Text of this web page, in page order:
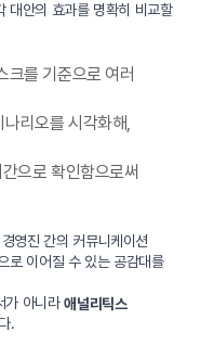
대안의 효과를 명확히 비교할
크를 기준으로 여러
리오를 시각화해,
으로 확인함으로써
영진 간의 커뮤니케이션
로 이어질 수 있는 공감대를
가 아니라애널리틱스
.